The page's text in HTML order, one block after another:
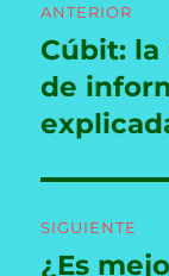
de
ANTERIOR
Entrada
anterior:
Cúbit:
de
SIGUIENTE
Entrada
¿Es